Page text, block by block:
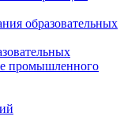
образовательных
промышленного